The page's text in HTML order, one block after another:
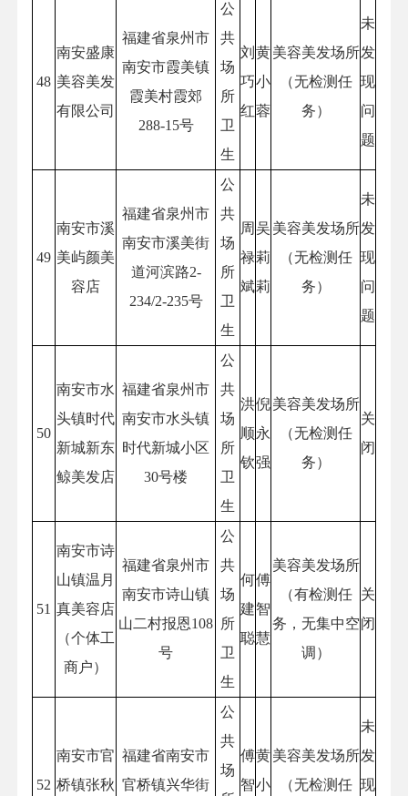
48
南安盛康
美容美发
有限公司
福建省泉州市
南安市霞美镇
霞美村霞郊
288-15号
公
共
场
所
卫
生
刘
巧
红
黄
小
蓉
美容美发场所
（无检测任
务）
未
发
现
问
题
49
南安市溪
美屿颜美
容店
福建省泉州市
南安市溪美街
道河滨路2-
234/2-235号
公
共
场
所
卫
生
周
禄
斌
吴
莉
莉
美容美发场所
（无检测任
务）
未
发
现
问
题
50
南安市水
头镇时代
新城新东
鲸美发店
福建省泉州市
南安市水头镇
时代新城小区
30号楼
公
共
场
所
卫
生
洪
顺
钦
倪
永
强
美容美发场所
（无检测任
务）
关
闭
51
南安市诗
山镇温月
真美容店
（个体工
商户）
福建省泉州市
南安市诗山镇
山二村报恩108
号
公
共
场
所
卫
生
何
建
聪
傅
智
慧
美容美发场所
（有检测任
务，无集中空
调）
关
闭
52
南安市官
桥镇张秋
福建省南安市
官桥镇兴华街
公
共
场
傅
智
黄
小
美容美发场所
（无检测任
未
发
现